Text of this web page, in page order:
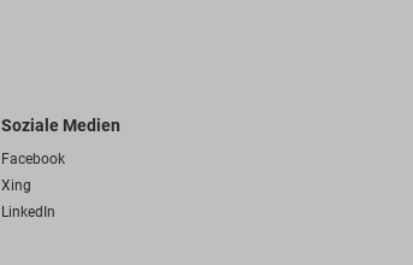
Soziale Medien
Facebook
Xing
LinkedIn